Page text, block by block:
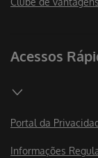
Acessos
Portal da
Informações